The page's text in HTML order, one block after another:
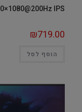
IPS
₪719.00
הוסף לסל